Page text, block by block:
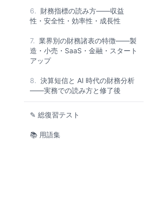
6. 財務指標の読み方——収益
性・安全性・効率性・成長性
7. 業界別の財務諸表の特徴——製
造・小売・SaaS・金融・スタート
アップ
8. 決算短信と AI 時代の財務分析
——実務での読み方と修了後
✎ 総復習テスト
📚 用語集